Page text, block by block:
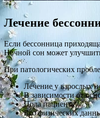
Лечение
Если бессонница
Ночной сон может
При патологических
Лечение у взрослых и
В зависимости от
Пола пациента.
Его физических